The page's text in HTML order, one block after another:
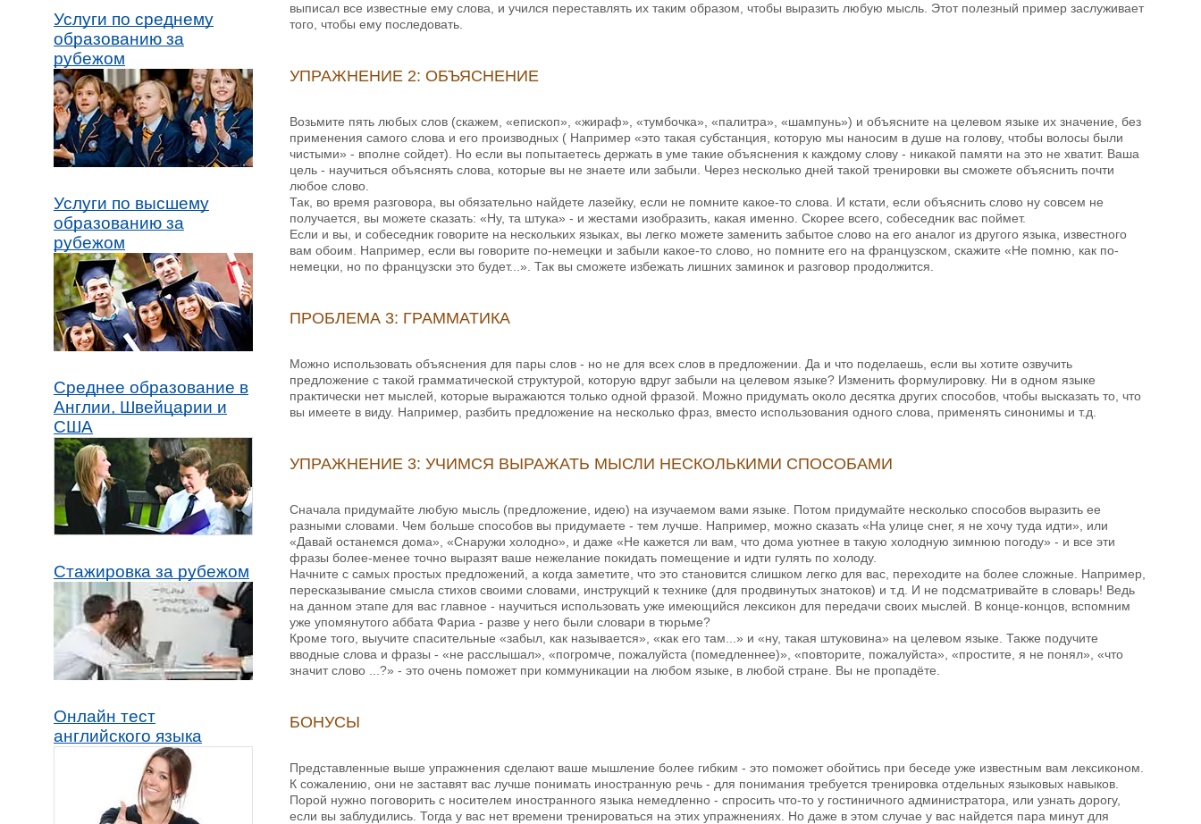
Услуги по среднему
образованию за
рубежом
Услуги по высшему
образованию за
рубежом
Среднее образование в
Англии, Швейцарии и
США
Стажировка за рубежом
Онлайн тест
английского языка
выписал все известные ему слова, и учился переставлять их таким образом, чтобы выразить любую мысль. Этот полезный пример заслуживает
того, чтобы ему последовать.
УПРАЖНЕНИЕ 2: ОБЪЯСНЕНИЕ
Возьмите пять любых слов (скажем, «епископ», «жираф», «тумбочка», «палитра», «шампунь») и объясните на целевом языке их значение, без
применения самого слова и его производных ( Например «это такая субстанция, которую мы наносим в душе на голову, чтобы волосы были
чистыми» - вполне сойдет). Но если вы попытаетесь держать в уме такие объяснения к каждому слову - никакой памяти на это не хватит. Ваша
цель - научиться объяснять слова, которые вы не знаете или забыли. Через несколько дней такой тренировки вы сможете объяснить почти
любое слово.
Так, во время разговора, вы обязательно найдете лазейку, если не помните какое-то слова. И кстати, если объяснить слово ну совсем не
получается, вы можете сказать: «Ну, та штука» - и жестами изобразить, какая именно. Скорее всего, собеседник вас поймет.
Если и вы, и собеседник говорите на нескольких языках, вы легко можете заменить забытое слово на его аналог из другого языка, известного
вам обоим. Например, если вы говорите по-немецки и забыли какое-то слово, но помните его на французском, скажите «Не помню, как по-
немецки, но по французски это будет...». Так вы сможете избежать лишних заминок и разговор продолжится.
ПРОБЛЕМА 3: ГРАММАТИКА
Можно использовать объяснения для пары слов - но не для всех слов в предложении. Да и что поделаешь, если вы хотите озвучить
предложение с такой грамматической структурой, которую вдруг забыли на целевом языке? Изменить формулировку. Ни в одном языке
практически нет мыслей, которые выражаются только одной фразой. Можно придумать около десятка других способов, чтобы высказать то, что
вы имеете в виду. Например, разбить предложение на несколько фраз, вместо использования одного слова, применять синонимы и т.д.
УПРАЖНЕНИЕ 3: УЧИМСЯ ВЫРАЖАТЬ МЫСЛИ НЕСКОЛЬКИМИ СПОСОБАМИ
Сначала придумайте любую мысль (предложение, идею) на изучаемом вами языке. Потом придумайте несколько способов выразить ее
разными словами. Чем больше способов вы придумаете - тем лучше. Например, можно сказать «На улице снег, я не хочу туда идти», или
«Давай останемся дома», «Снаружи холодно», и даже «Не кажется ли вам, что дома уютнее в такую холодную зимнюю погоду» - и все эти
фразы более-менее точно выразят ваше нежелание покидать помещение и идти гулять по холоду.
Начните с самых простых предложений, а когда заметите, что это становится слишком легко для вас, переходите на более сложные. Например,
пересказывание смысла стихов своими словами, инструкций к технике (для продвинутых знатоков) и т.д. И не подсматривайте в словарь! Ведь
на данном этапе для вас главное - научиться использовать уже имеющийся лексикон для передачи своих мыслей. В конце-концов, вспомним
уже упомянутого аббата Фариа - разве у него были словари в тюрьме?
Кроме того, выучите спасительные «забыл, как называется», «как его там...» и «ну, такая штуковина» на целевом языке. Также подучите
вводные слова и фразы - «не расслышал», «погромче, пожалуйста (помедленнее)», «повторите, пожалуйста», «простите, я не понял», «что
значит слово ...?» - это очень поможет при коммуникации на любом языке, в любой стране. Вы не пропадёте.
БОНУСЫ
Представленные выше упражнения сделают ваше мышление более гибким - это поможет обойтись при беседе уже известным вам лексиконом.
К сожалению, они не заставят вас лучше понимать иностранную речь - для понимания требуется тренировка отдельных языковых навыков.
Порой нужно поговорить с носителем иностранного языка немедленно - спросить что-то у гостиничного администратора, или узнать дорогу,
если вы заблудились. Тогда у вас нет времени тренироваться на этих упражнениях. Но даже в этом случае у вас найдется пара минут для